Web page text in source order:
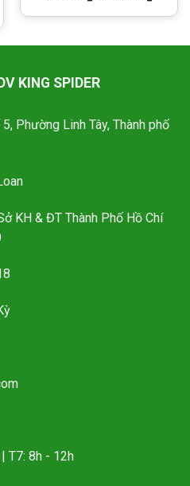
KING SPIDER
Phường Linh Tây, Thành phố
KH & ĐT Thành Phố Hồ Chí
T7: 8h - 12h